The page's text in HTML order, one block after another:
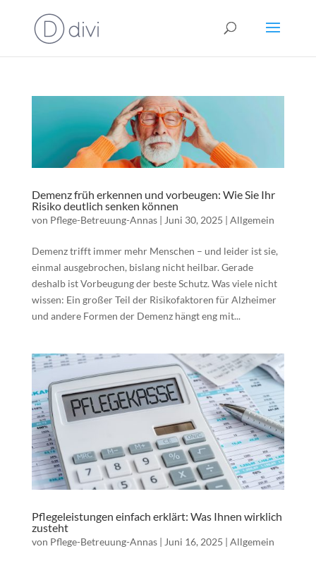
Demenz früh erkennen und vorbeugen: Wie Sie Ihr
Risiko deutlich senken können
von Pflege-Betreuung-Annas| Juni 30, 2025 | Allgemein
Demenz trifft immer mehr Menschen – und leider ist sie,
einmal ausgebrochen, bislang nicht heilbar. Gerade
deshalb ist Vorbeugung der beste Schutz. Was viele nicht
wissen: Ein großer Teil der Risikofaktoren für Alzheimer
und andere Formen der Demenz hängt eng mit...
Pflegeleistungen einfach erklärt: Was Ihnen wirklich
zusteht
von Pflege-Betreuung-Annas| Juni 16, 2025 | Allgemein